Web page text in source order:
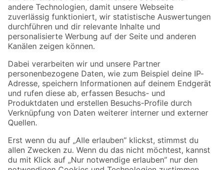
Zur Newsletter Anmeldung
Folge uns
Zahlungsarten Versandarten
Sicher einkaufen
Jetzt die toom-App herunterladen